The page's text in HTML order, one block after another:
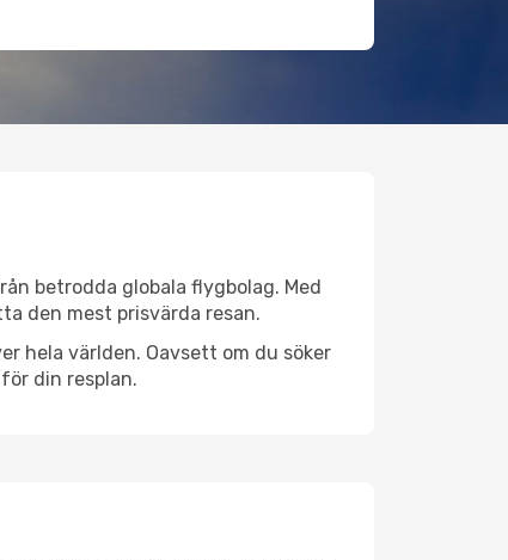
betrodda globala flygbolag. Med
den mest prisvärda resan.
hela världen. Oavsett om du söker
din resplan.